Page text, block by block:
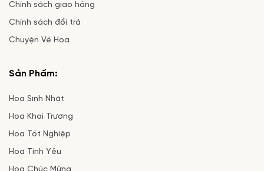
Chính sách giao hàng
Chính sách đổi trả
Chuyện Về Hoa
Sản Phẩm:
Hoa Sinh Nhật
Hoa Khai Trương
Hoa Tốt Nghiệp
Hoa Tình Yêu